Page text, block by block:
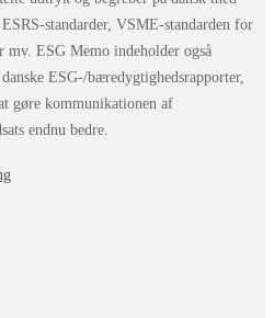
standarder, VSME-standarden for
mv. ESG Memo indeholder også
ESG-/bæredygtighedsrapporter,
gøre kommunikationen af
endnu bedre.